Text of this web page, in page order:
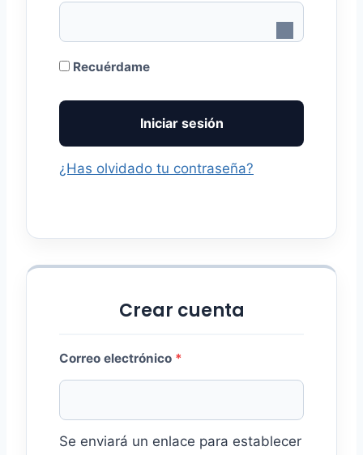
a
t
r
i
a
i
o
Recuérdame
Iniciar sesión
¿Has olvidado tu contraseña?
Crear cuenta
Correo electrónico *
l
i
Se enviará un enlace para establecer